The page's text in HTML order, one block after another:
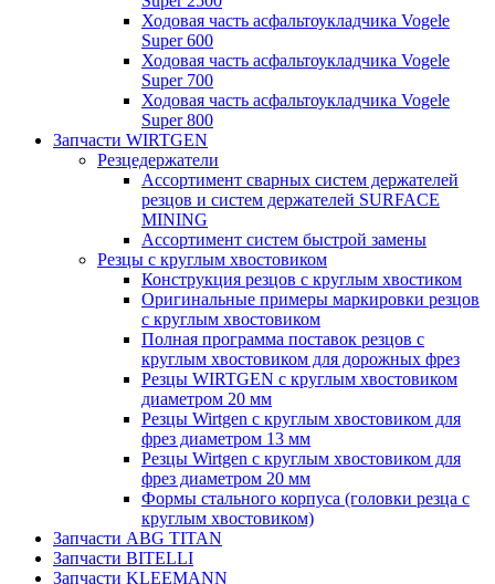
Ходовая часть асфальтоукладчика Vogele
Super 600
Ходовая часть асфальтоукладчика Vogele
Super 700
Ходовая часть асфальтоукладчика Vogele
Super 800
Запчасти WIRTGEN
Резцедержатели
Ассортимент сварных систем держателей
резцов и систем держателей SURFACE
MINING
Ассортимент систем быстрой замены
Резцы с круглым хвостовиком
Конструкция резцов с круглым хвостиком
Оригинальные примеры маркировки резцов
с круглым хвостовиком
Полная программа поставок резцов с
круглым хвостовиком для дорожных фрез
Резцы WIRTGEN с круглым хвостовиком
диаметром 20 мм
Резцы Wirtgen с круглым хвостовиком для
фрез диаметром 13 мм
Резцы Wirtgen с круглым хвостовиком для
фрез диаметром 20 мм
Формы стального корпуса (головки резца с
круглым хвостовиком)
Запчасти ABG TITAN
Запчасти BITELLI
Запчасти KLEEMANN